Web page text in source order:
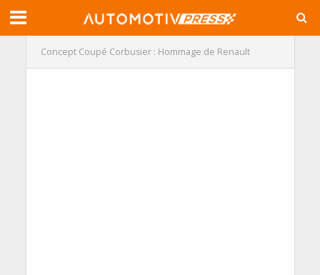
Concept Coupé Corbusier : Hommage de Renault